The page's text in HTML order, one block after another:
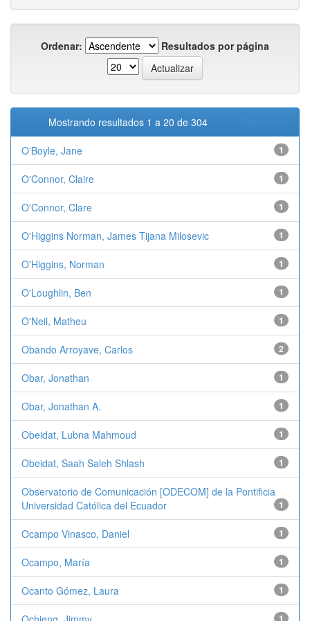
Ordenar: Resultados por página
Mostrando resultados 1 a 20 de 304
O'Boyle, Jane 1
O'Connor, Claire 1
O'Connor, Clare 1
O'Higgins Norman, James Tijana Milosevic 1
O'Higgins, Norman 1
O'Loughlin, Ben 1
O'Neil, Matheu 1
Obando Arroyave, Carlos 2
Obar, Jonathan 1
Obar, Jonathan A. 1
Obeidat, Lubna Mahmoud 1
Obeidat, Saah Saleh Shlash 1
Observatorio de Comunicación [ODECOM] de la Pontificia
Universidad Católica del Ecuador
1
Ocampo Vinasco, Daniel 1
Ocampo, María 1
Ocanto Gómez, Laura 1
1